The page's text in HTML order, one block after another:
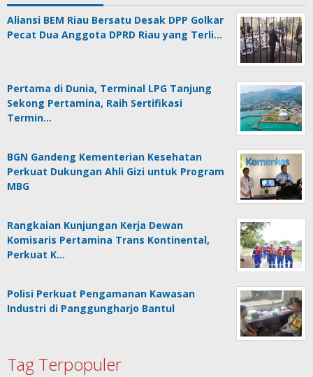
Aliansi BEM Riau Bersatu Desak DPP Golkar
Pecat Dua Anggota DPRD Riau yang Terli…
Pertama di Dunia, Terminal LPG Tanjung
Sekong Pertamina, Raih Sertifikasi
Termin…
BGN Gandeng Kementerian Kesehatan
Perkuat Dukungan Ahli Gizi untuk Program
MBG
Rangkaian Kunjungan Kerja Dewan
Komisaris Pertamina Trans Kontinental,
Perkuat K…
Polisi Perkuat Pengamanan Kawasan
Industri di Panggungharjo Bantul
Tag Terpopuler